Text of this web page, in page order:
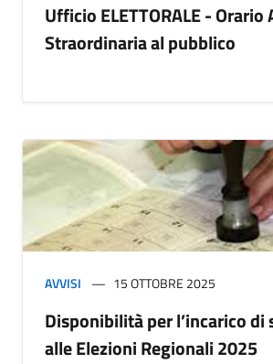
Ufficio ELETTORALE -
Straordinaria al pubblico
AVVISI 15 OTTOBRE 2025
Disponibilità per l’incarico
alle Elezioni Regionali 2025